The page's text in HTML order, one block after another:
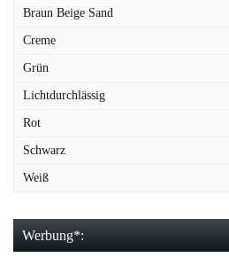
Braun Beige Sand
Creme
Grün
Lichtdurchlässig
Rot
Schwarz
Weiß
Werbung*: